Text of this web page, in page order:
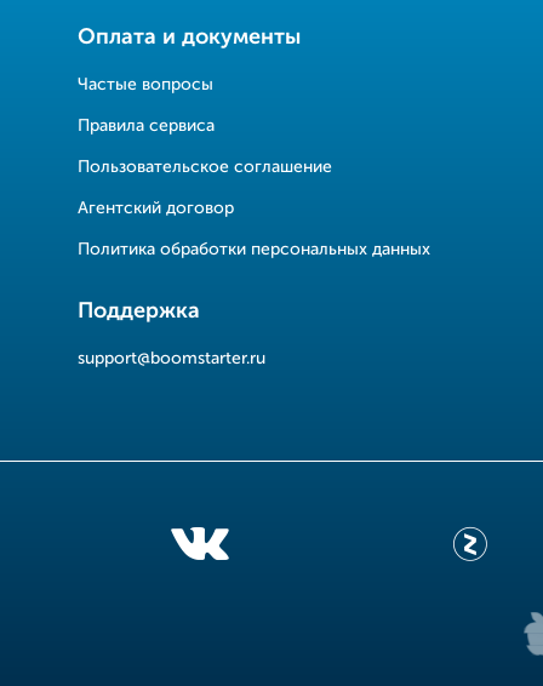
Оплата и документы
Частые вопросы
Правила сервиса
Пользовательское соглашение
Агентский договор
Политика обработки персональных данных
Поддержка
support@boomstarter.ru